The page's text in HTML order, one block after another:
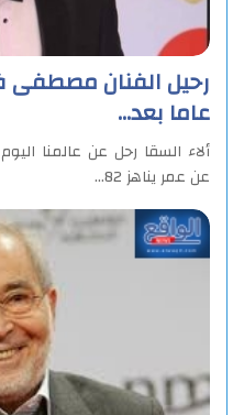
عاما بعد…
ألاء السقا رحل عن عالمنا
عن عمر يناهز 82…